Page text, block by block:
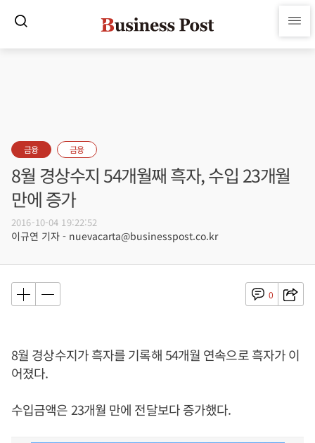
금융 금융
8월 경상수지 54개월째 흑자, 수입 23개월
만에 증가
2016-10-04 19:22:52
이규연 기자 - nuevacarta@businesspost.co.kr
0
8월 경상수지가 흑자를 기록해 54개월 연속으로 흑자가 이
어졌다.
수입금액은 23개월 만에 전달보다 증가했다.